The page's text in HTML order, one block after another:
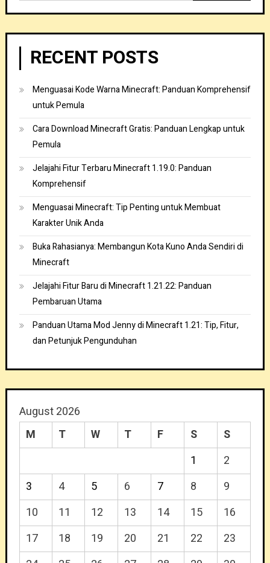
RECENT POSTS
Menguasai Kode Warna Minecraft: Panduan Komprehensif
untuk Pemula
Cara Download Minecraft Gratis: Panduan Lengkap untuk
Pemula
Jelajahi Fitur Terbaru Minecraft 1.19.0: Panduan
Komprehensif
Menguasai Minecraft: Tip Penting untuk Membuat
Karakter Unik Anda
Buka Rahasianya: Membangun Kota Kuno Anda Sendiri di
Minecraft
Jelajahi Fitur Baru di Minecraft 1.21.22: Panduan
Pembaruan Utama
Panduan Utama Mod Jenny di Minecraft 1.21: Tip, Fitur,
dan Petunjuk Pengunduhan
August 2026
M
T W T F S
S
1
2
3
4 5 6 7 8
9
10
11 12 13 14 15
16
17
18 19 20 21 22
23